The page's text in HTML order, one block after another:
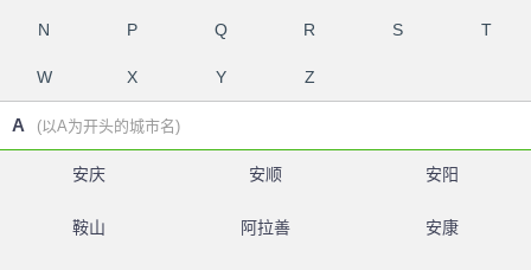
N P Q R S T
W X Y Z
A (以A为开头的城市名)
安庆 安顺 安阳
鞍山 阿拉善 安康